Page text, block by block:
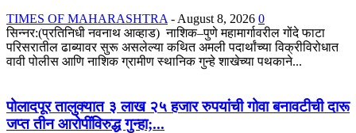
TIMES OF MAHARASHTRA - August 8, 2026 0
सिन्नर:(प्रतिनिधी नवनाथ आव्हाड) नाशिक–पुणे महामार्गावरील गोंदे फाटा
परिसरातील ढाब्यावर सुरू असलेल्या कथित अमली पदार्थांच्या विक्रीविरोधात
वावी पोलीस आणि नाशिक ग्रामीण स्थानिक गुन्हे शाखेच्या पथकाने...
पोलादपूर तालुक्यात ३ लाख २५ हजार रुपयांची गोवा बनावटीची दारू
जप्त तीन आरोपींविरुद्ध गुन्हा;...